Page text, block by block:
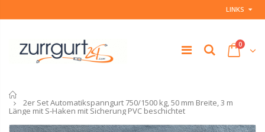
LINKS
0
2er Set Automatikspanngurt 750/1500 kg, 50 mm Breite, 3 m
Länge mit S-Haken mit Sicherung PVC beschichtet